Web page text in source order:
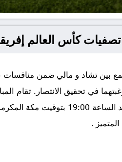
كأس العالم
بين تشاد و مالي ضمن منافسات
في تحقيق الانتصار. تقام
إتنو الأولمبي يوم 2025-10-08، في